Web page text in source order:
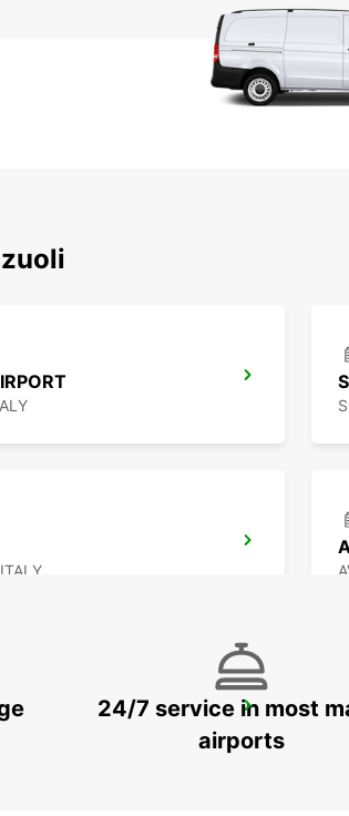
24/7 service in most
airports